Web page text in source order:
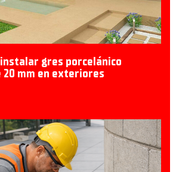
gres porcelánico
20 mm en exteriores